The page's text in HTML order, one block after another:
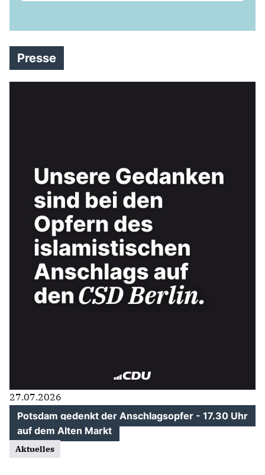
Vielen Dank für das offene und konstruktive Gespräch.
Wir werden die Anliegen der Kleingärtnerinnen und
Presse
27.07.2026
Potsdam gedenkt der Anschlagsopfer - 17.30 Uhr
auf dem Alten Markt
Aktuelles